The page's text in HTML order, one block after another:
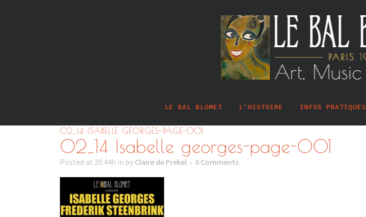
LE BAL BLOMET L’HISTOIRE INFOS PRATIQUES
02_14 ISABELLE GEORGES-PAGE-001
02_14 Isabelle georges-page-001
Posted at 20:44h in by Claire de Prekel 0 Comments